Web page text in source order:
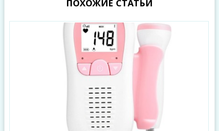
ПОХОЖИЕ СТАТЬИ